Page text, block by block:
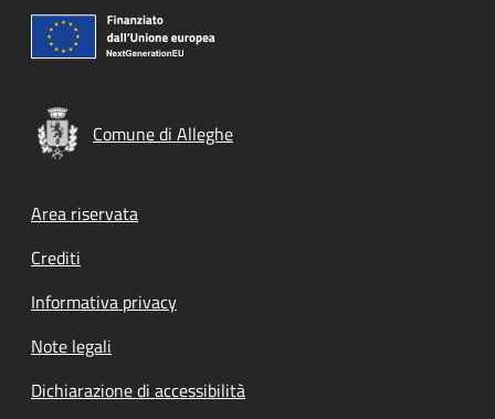
Comune di Alleghe
Footer menu
Area riservata
Crediti
Informativa privacy
Note legali
Dichiarazione di accessibilità